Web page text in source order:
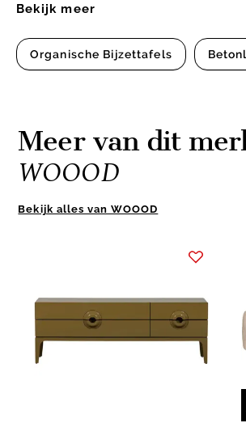
Bekijk meer
Organische Bijzettafels
Meer van dit
WOOOD
Bekijk alles van WOOOD